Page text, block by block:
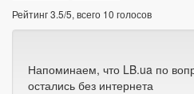
Рейтинг3.5/5, всего 10 голосов
Напоминаем, что LB.ua по
остались без интернета